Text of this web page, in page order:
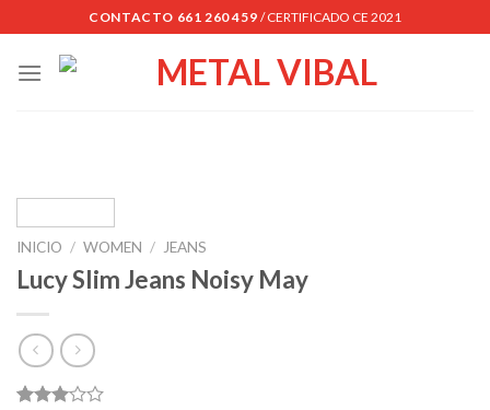
to
content
CONTACTO 661 260 459 / CERTIFICADO CE 2021
INICIO / WOMEN / JEANS
Lucy Slim Jeans Noisy May